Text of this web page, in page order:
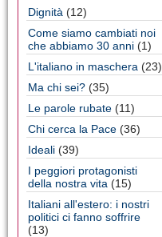
Dignità (12)
Come siamo cambiati noi
che abbiamo 30 anni (1)
L'italiano in maschera (23)
Ma chi sei? (35)
Le parole rubate (11)
Chi cerca la Pace (36)
Ideali (39)
I peggiori protagonisti
della nostra vita (15)
Italiani all'estero: i nostri
politici ci fanno soffrire
(13)